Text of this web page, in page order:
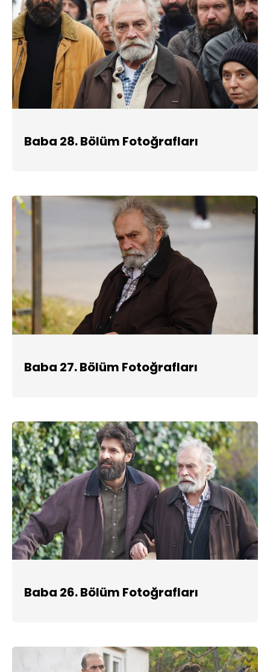
Baba 28. Bölüm Fotoğrafları
Baba 27. Bölüm Fotoğrafları
Baba 26. Bölüm Fotoğrafları